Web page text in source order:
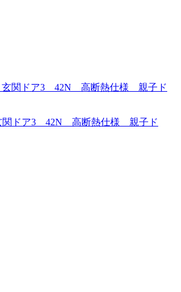
関ドア3 42N 高断熱仕様 親子ド